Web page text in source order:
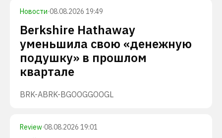
Новости·08.08.2026 19:49
Berkshire Hathaway
уменьшила свою «денежную
подушку» в прошлом
квартале
BRK-ABRK-BGOOGGOOGL
Review·08.08.2026 19:01